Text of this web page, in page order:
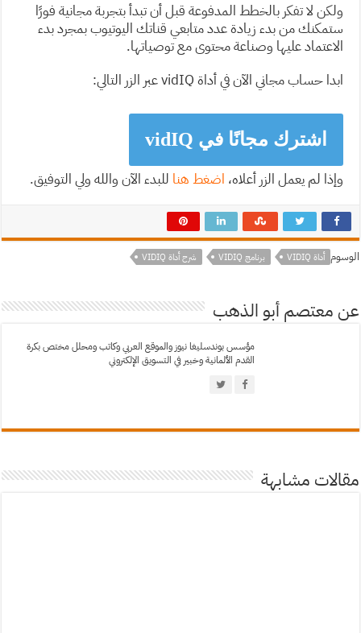
ولكن لا تفكر بالخطط المدفوعة قبل أن تبدأ بتجربة مجانية فورًا
ستمكنك من بدء زيادة عدد متابعي قناتك اليوتيوب بمجرد بدء
الاعتماد عليها وصناعة محتوى مع توصياتها.
ابدا حساب مجاني الآن في أداة vidIQ عبر الزر التالي:
اشترك مجانًا في vidIQ
وإذا لم يعمل الزر أعلاه، اضغط هنا للبدء الآن والله ولي التوفيق.
الوسوم أداة VIDIQ برنامج VIDIQ شرح أداة VIDIQ
عن معتصم أبو الذهب
مؤسس بوندسليغا نيوز والموقع العربي وكاتب ومحلل مختص بكرة
القدم الألمانية وخبير في التسويق الإلكتروني
مقالات مشابهة